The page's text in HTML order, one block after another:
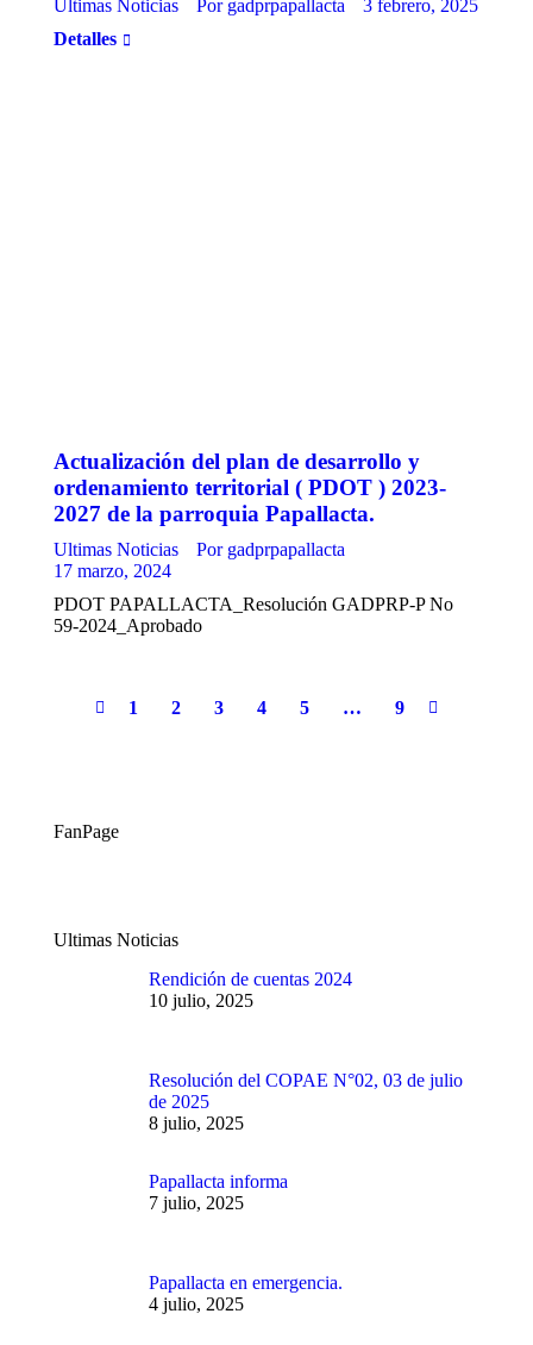
Ultimas Noticias Por gadprpapallacta
3 febrero, 2025
Detalles
Actualización del plan de desarrollo y
ordenamiento territorial ( PDOT ) 2023-
2027 de la parroquia Papallacta.
Ultimas Noticias Por gadprpapallacta
17 marzo, 2024
PDOT PAPALLACTA_Resolución GADPRP-P No
59-2024_Aprobado
1 2 3 4 5 … 9
FanPage
Ultimas Noticias
Rendición de cuentas 2024
10 julio, 2025
Resolución del COPAE N°02, 03 de julio
de 2025
8 julio, 2025
Papallacta informa
7 julio, 2025
Papallacta en emergencia.
4 julio, 2025